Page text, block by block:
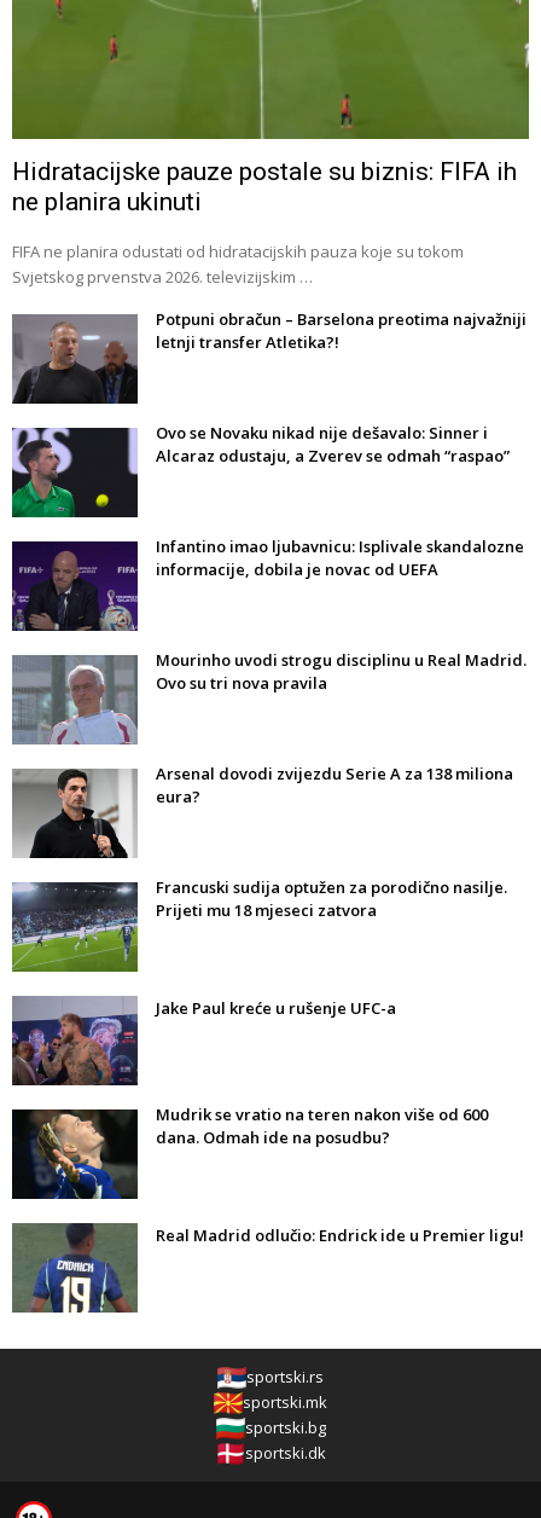
Hidratacijske pauze postale su biznis: FIFA ih
ne planira ukinuti
FIFA ne planira odustati od hidratacijskih pauza koje su tokom
Svjetskog prvenstva 2026. televizijskim …
Potpuni obračun – Barselona preotima najvažniji
letnji transfer Atletika?!
Ovo se Novaku nikad nije dešavalo: Sinner i
Alcaraz odustaju, a Zverev se odmah “raspao”
Infantino imao ljubavnicu: Isplivale skandalozne
informacije, dobila je novac od UEFA
Mourinho uvodi strogu disciplinu u Real Madrid.
Ovo su tri nova pravila
Arsenal dovodi zvijezdu Serie A za 138 miliona
eura?
Francuski sudija optužen za porodično nasilje.
Prijeti mu 18 mjeseci zatvora
Jake Paul kreće u rušenje UFC-a
Mudrik se vratio na teren nakon više od 600
dana. Odmah ide na posudbu?
Real Madrid odlučio: Endrick ide u Premier ligu!
sportski.rs
sportski.mk
sportski.bg
sportski.dk